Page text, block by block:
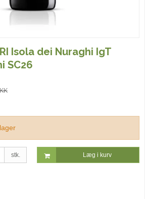
Isola dei Nuraghi IgT
SC26
stk. Læg i kurv